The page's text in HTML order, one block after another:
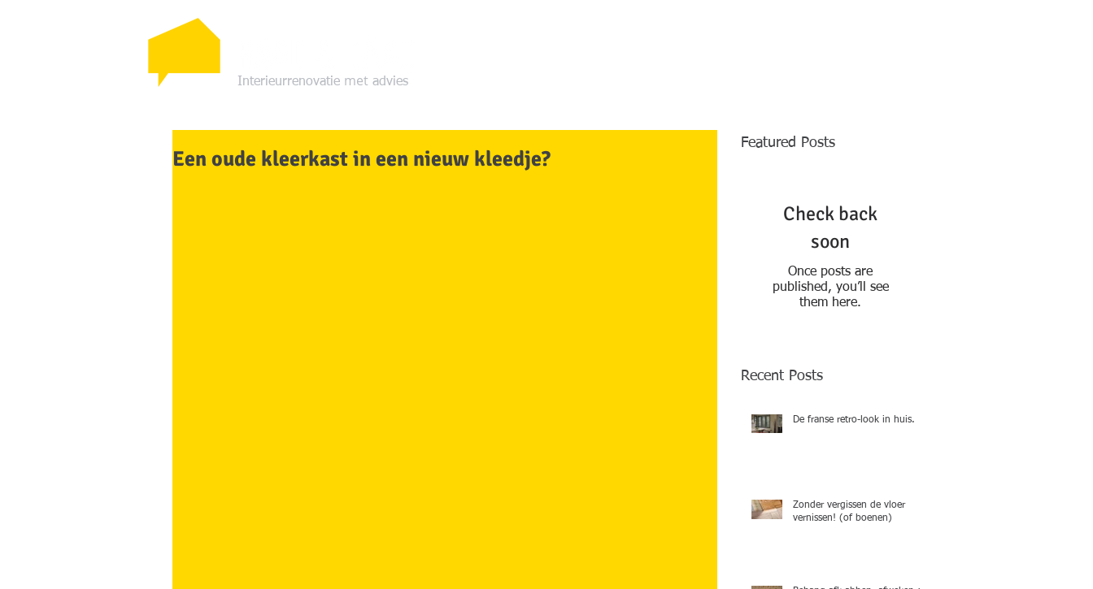
Interieurrenovatie met advies
Een oude kleerkast in een nieuw kleedje?
Featured Posts
Check back
soon
Once posts are
published, you’ll see
them here.
Recent Posts
De franse retro-look in huis.
Zonder vergissen de vloer
vernissen! (of boenen)